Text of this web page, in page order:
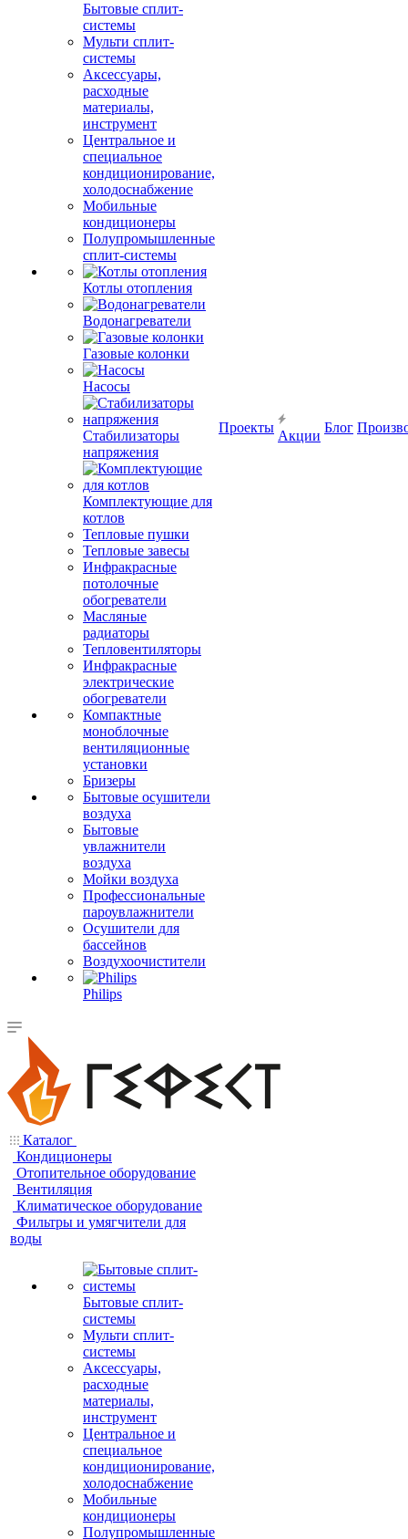
Бытовые сплит-
системы
Мульти сплит-
системы
Аксессуары,
расходные
материалы,
инструмент
Центральное и
специальное
кондиционирование,
холодоснабжение
Мобильные
кондиционеры
Полупромышленные
сплит-системы
Котлы отопления
Водонагреватели
Газовые колонки
Насосы
Стабилизаторы
напряжения
Комплектующие для
котлов
Тепловые пушки
Тепловые завесы
Инфракрасные
потолочные
обогреватели
Масляные
радиаторы
Тепловентиляторы
Инфракрасные
электрические
обогреватели
Компактные
моноблочные
вентиляционные
установки
Бризеры
Бытовые осушители
воздуха
Бытовые
увлажнители
воздуха
Мойки воздуха
Профессиональные
пароувлажнители
Осушители для
бассейнов
Воздухоочистители
Philips
Проекты
Акции
Блог
Каталог
Кондиционеры
Отопительное оборудование
Вентиляция
Климатическое оборудование
Фильтры и умягчители для
воды
Бытовые сплит-
системы
Мульти сплит-
системы
Аксессуары,
расходные
материалы,
инструмент
Центральное и
специальное
кондиционирование,
холодоснабжение
Мобильные
кондиционеры
Полупромышленные